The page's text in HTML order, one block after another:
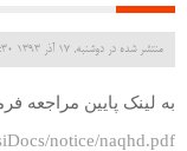
منتشر شده در دوشنبه, 17 آذر 1393 08:30
به لینک پایین مراجعه
notice/naqhd.pdf